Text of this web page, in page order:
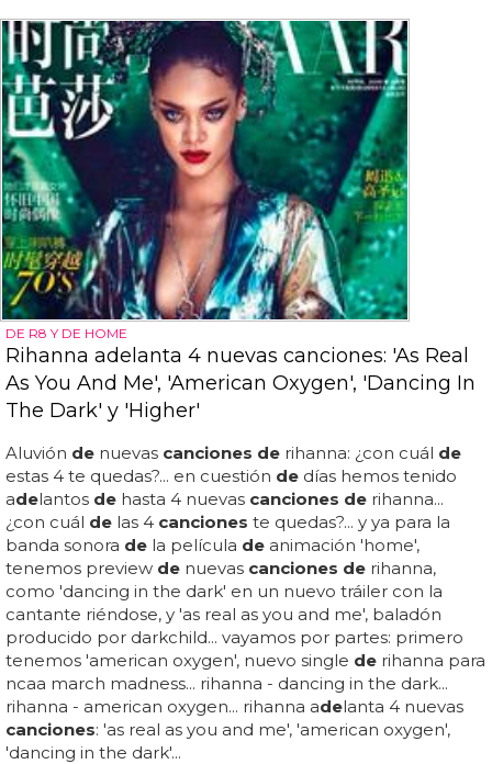
DE R8 Y DE HOME
Rihanna adelanta 4 nuevas canciones: 'As Real
As You And Me', 'American Oxygen', 'Dancing In
The Dark' y 'Higher'
Aluvión de nuevas canciones de rihanna: ¿con cuál de
estas 4 te quedas?... en cuestión de días hemos tenido
adelantos de hasta 4 nuevas canciones de rihanna...
¿con cuál de las 4 canciones te quedas?... y ya para la
banda sonora de la película de animación 'home',
tenemos preview de nuevas canciones de rihanna,
como 'dancing in the dark' en un nuevo tráiler con la
cantante riéndose, y 'as real as you and me', baladón
producido por darkchild... vayamos por partes: primero
tenemos 'american oxygen', nuevo single de rihanna para
ncaa march madness... rihanna - dancing in the dark...
rihanna - american oxygen... rihanna adelanta 4 nuevas
canciones: 'as real as you and me', 'american oxygen',
'dancing in the dark'...